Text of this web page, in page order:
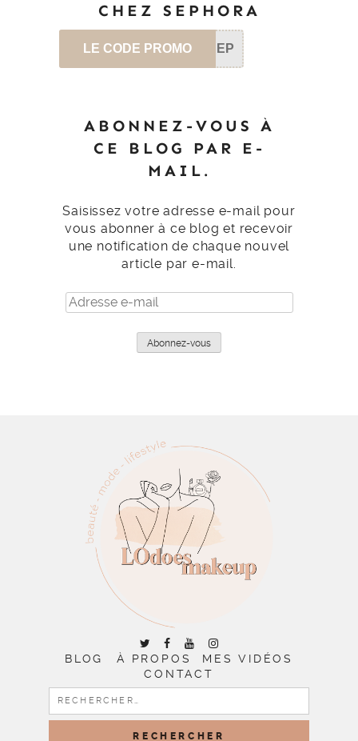
CHEZ SEPHORA
LE CODE PROMO SEP
ABONNEZ-VOUS À
CE BLOG PAR E-
MAIL.
Saisissez votre adresse e-mail pour
vous abonner à ce blog et recevoir
une notification de chaque nouvel
article par e-mail.
Adresse
e-
Abonnez-vous
BLOG À PROPOS
MES VIDÉOS
CONTACT
RECHERCHER :